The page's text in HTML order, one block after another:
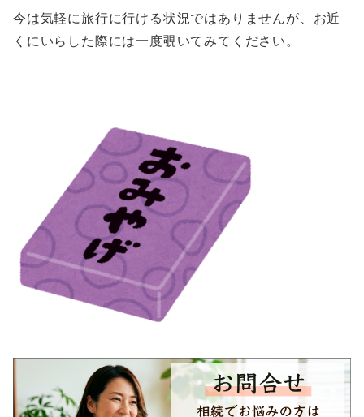
今は気軽に旅行に行ける状況ではありませんが、お近
くにいらした際には一度覗いてみてください。